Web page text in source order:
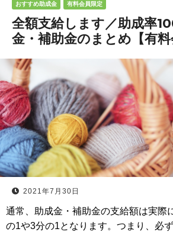
おすすめ助成金 有料会員限定
全額支給します／助成率
金・補助金のまとめ【有料
2021年7月30日
通常、助成金・補助金の支給額は実際
の1や3分の1となります。つまり、必